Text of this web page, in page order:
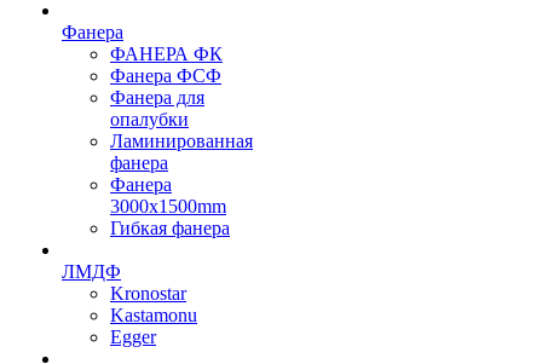
Фанера
ФАНЕРА ФК
Фанера ФСФ
Фанера для
опалубки
Ламинированная
фанера
Фанера
3000х1500mm
Гибкая фанера
ЛМДФ
Kronostar
Kastamonu
Egger